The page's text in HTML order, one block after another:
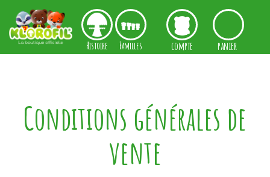
Histoire Familles compte panier
Conditions générales de
vente